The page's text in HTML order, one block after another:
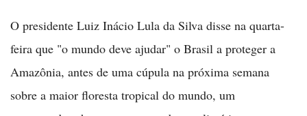
O presidente Luiz Inácio Lula da Silva disse na quarta-
feira que "o mundo deve ajudar" o Brasil a proteger a
Amazônia, antes de uma cúpula na próxima semana
sobre a maior floresta tropical do mundo, um